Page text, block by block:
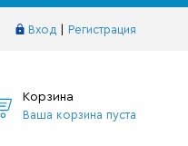
Вход Регистрация
Корзина
Ваша корзина пуста